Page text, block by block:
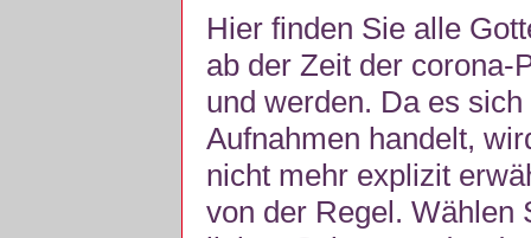
Hier finden Sie alle
ab der Zeit der corona-
und werden. Da es
Aufnahmen handelt,
nicht mehr explizit
von der Regel. Wählen